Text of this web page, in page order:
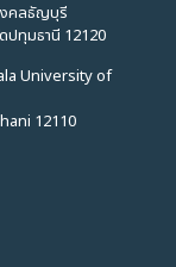
งคลธัญบุรี
ปทุมธานี 12120
University of
12110